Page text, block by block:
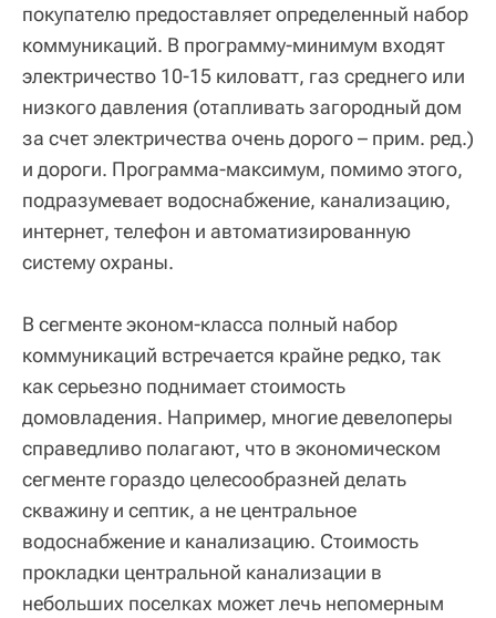
покупателю предоставляет определенный набор
коммуникаций. В программу-минимум входят
электричество 10-15 киловатт, газ среднего или
низкого давления (отапливать загородный дом
за счет электричества очень дорого – прим. ред.)
и дороги. Программа-максимум, помимо этого,
подразумевает водоснабжение, канализацию,
интернет, телефон и автоматизированную
систему охраны.
В сегменте эконом-класса полный набор
коммуникаций встречается крайне редко, так
как серьезно поднимает стоимость
домовладения. Например, многие девелоперы
справедливо полагают, что в экономическом
сегменте гораздо целесообразней делать
скважину и септик, а не центральное
водоснабжение и канализацию. Стоимость
прокладки центральной канализации в
небольших поселках может лечь непомерным